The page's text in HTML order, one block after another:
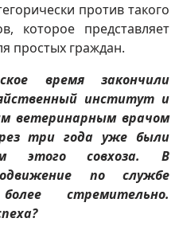
против такого
которое представляет
простых граждан.
время закончили
институт и
ветеринарным врачом
три года уже были
этого совхоза. В
по службе
стремительно.